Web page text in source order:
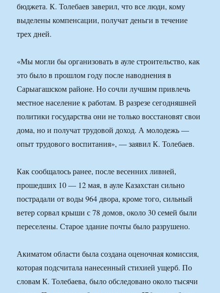
бюджета. К. Толебаев заверил, что все люди, кому
выделены компенсации, получат деньги в течение
трех дней.
«Мы могли бы организовать в ауле строительство, как
это было в прошлом году после наводнения в
Сарыагашском районе. Но сочли лучшим привлечь
местное население к работам. В разрезе сегодняшней
политики государства они не только восстановят свои
дома, но и получат трудовой доход. А молодежь —
опыт трудового воспитания», — заявил К. Толебаев.
Как сообщалось ранее, после весенних ливней,
прошедших 10 — 12 мая, в ауле Казахстан сильно
пострадали от воды 964 двора, кроме того, сильный
ветер сорвал крыши с 78 домов, около 30 семей были
переселены. Старое здание почты было разрушено.
Акиматом области была создана оценочная комиссия,
которая подсчитала нанесенный стихией ущерб. По
словам К. Толебаева, было обследовано около тысячи